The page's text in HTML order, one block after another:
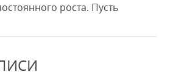
роста. Пусть